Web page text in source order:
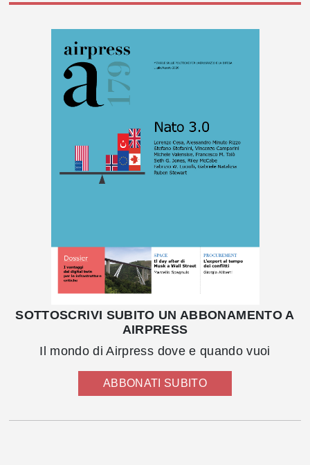
SOTTOSCRIVI SUBITO UN ABBONAMENTO A
AIRPRESS
Il mondo di Airpress dove e quando vuoi
ABBONATI SUBITO